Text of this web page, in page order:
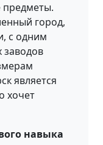
предметы.
город,
с одним
заводов
является
хочет
навыка